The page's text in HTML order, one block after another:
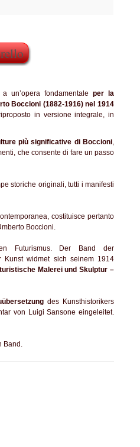
un’opera fondamentale per la
Boccioni (1882-1916) nel 1914
in versione integrale, in
più significative di Boccioni,
che consente di fare un passo
storiche originali, tutti i manifesti
costituisce pertanto
Boccioni.
Futurismus. Der Band der
Kunst widmet sich seinem 1914
Malerei und Skulptur –
des Kunsthistorikers
von Luigi Sansone eingeleitet.
Band.